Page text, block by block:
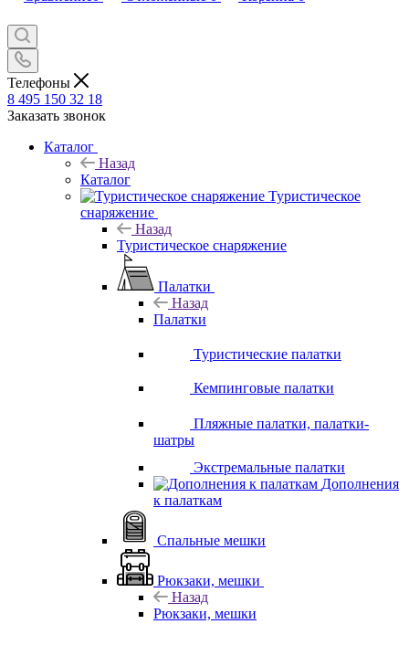
Телефоны
8 495 150 32 18
Заказать звонок
Каталог
Назад
Каталог
Туристическое
снаряжение
Назад
Туристическое снаряжение
Палатки
Назад
Палатки
Туристические палатки
Кемпинговые палатки
Пляжные палатки, палатки-
шатры
Экстремальные палатки
Дополнения
к палаткам
Спальные мешки
Рюкзаки, мешки
Назад
Рюкзаки, мешки